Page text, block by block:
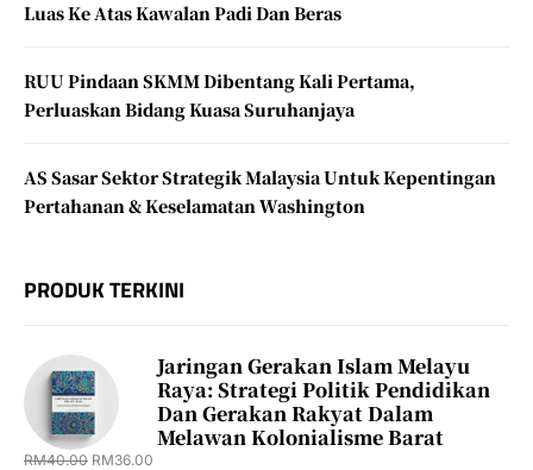
Luas Ke Atas Kawalan Padi Dan Beras
RUU Pindaan SKMM Dibentang Kali Pertama,
Perluaskan Bidang Kuasa Suruhanjaya
AS Sasar Sektor Strategik Malaysia Untuk Kepentingan
Pertahanan & Keselamatan Washington
PRODUK TERKINI
Jaringan Gerakan Islam Melayu
Raya: Strategi Politik Pendidikan
Dan Gerakan Rakyat Dalam
Melawan Kolonialisme Barat
RM40.00 RM36.00